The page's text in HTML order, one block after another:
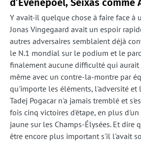
d’Evenepoel, Seixas comme
Y avait-il quelque chose à faire face à
Jonas Vingegaard avait un espoir
autres adversaires semblaient déjà
le N.1 mondial sur le podium et le
finalement aucune difficulté qui aurait
même avec un contre-la-montre par
qu'importe les éléments, l'adversité et
Tadej Pogacar n'a jamais tremblé et
fois cinq victoires d'étape, en plus
jaune sur les Champs-Élysées. Et dire
être encore plus important s'il l'avait